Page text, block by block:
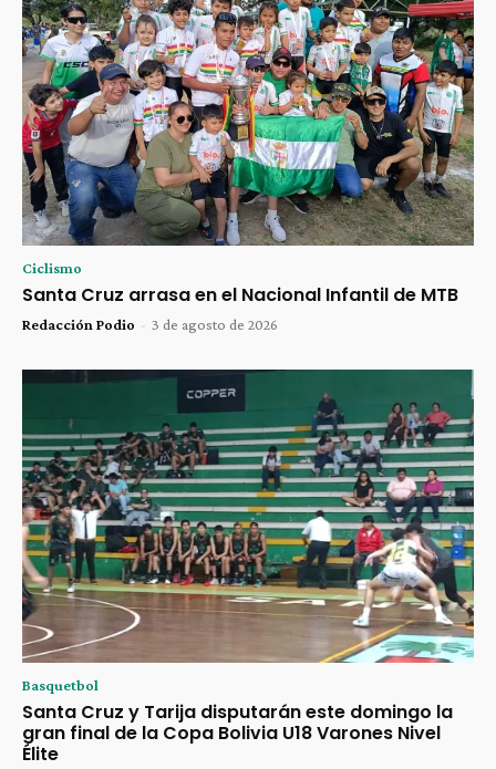
Ciclismo
Santa Cruz arrasa en el Nacional Infantil de MTB
Redacción Podio - 3 de agosto de 2026
Basquetbol
Santa Cruz y Tarija disputarán este domingo la
gran final de la Copa Bolivia U18 Varones Nivel
Élite